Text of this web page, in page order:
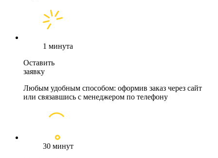
1 минута
Оставить
заявку
Любым удобным способом: оформив заказ через сайт
или связавшись с менеджером по телефону
30 минут